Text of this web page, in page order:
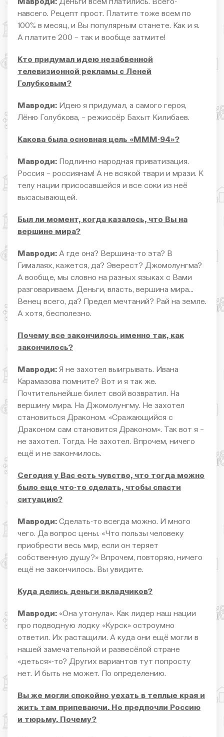
Мавроди: Деньги всем платились. Всего-
навсего. Рецепт прост. Платите тоже всем по
100% в месяц, и Вы популярным станете. Как и я.
А платите 200 − так и вообще затмите!
Кто придумал идею незабвенной
телевизионной рекламы с Леней
Голубковым?
Мавроди: Идею я придумал, а самого героя,
Лёню Голубкова, − режиссёр Бахыт Килибаев.
Какова была основная цель «МММ-94»?
Мавроди:
Подлинно народная приватизация.
Россия − россиянам! А не всякой твари и мрази. К
телу нации присосавшейся и все соки из неё
высасывающей.
Был ли момент, когда казалось, что Вы на
вершине мира?
Мавроди: А где она? Вершина-то эта? В
Гималаях, кажется, да? Эверест? Джомолунгма?
А вообще, мы словно на разных языках с Вами
разговариваем. Деньги, власть, вершина мира…
Венец всего, да? Предел мечтаний? Рай на земле.
А хотя, бесполезно.
Почему все закончилось именно так, как
закончилось?
Мавроди: Я не захотел выигрывать. Ивана
Карамазова помните? Вот и я так же.
Почтительнейше билет свой возвратил. На
вершину мира. На Джомолунгму. Не захотел
становиться Драконом. «Сражающийся с
Драконом сам становится Драконом». Так вот я −
не захотел. Тогда. Не захотел. Впрочем, ничего
ещё и не закончилось.
Сегодня у Вас есть чувство, что тогда можно
было еще что-то сделать, чтобы спасти
ситуацию?
Мавроди: Сделать-то всегда можно. И много
чего. Да вопрос цены. «Что пользы человеку
приобрести весь мир, если он теряет
собственную душу?» Впрочем, повторяю, ничего
ещё не закончилось. Вы увидите.
Куда делись деньги вкладчиков?
Мавроди: «Она утонула». Как лидер наш нации
про подводную лодку «Курск» остроумно
ответил. Их растащили. А куда они ещё могли в
нашей замечательной и развесёлой стране
«деться»-то? Других вариантов тут попросту
нет. И быть не может. По определению.
Вы же могли спокойно уехать в теплые края и
жить там припеваючи. Но предпочли Россию
и тюрьму. Почему?